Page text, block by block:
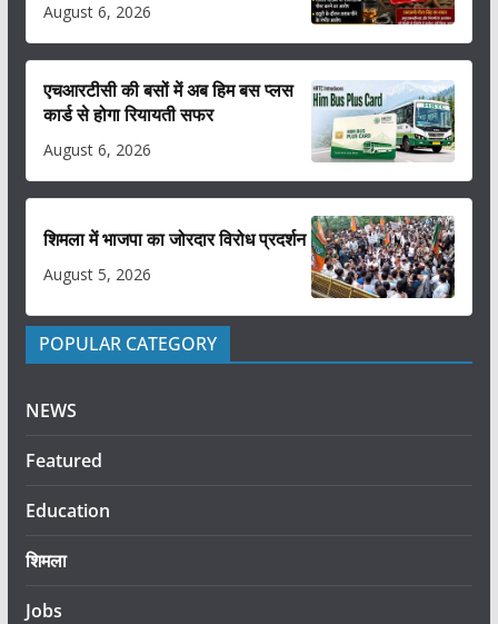
August 6, 2026
एचआरटीसी की बसों में अब हिम बस प्लस
कार्ड से होगा रियायती सफर
August 6, 2026
शिमला में भाजपा का जोरदार विरोध प्रदर्शन
August 5, 2026
POPULAR CATEGORY
NEWS
Featured
Education
शिमला
Jobs